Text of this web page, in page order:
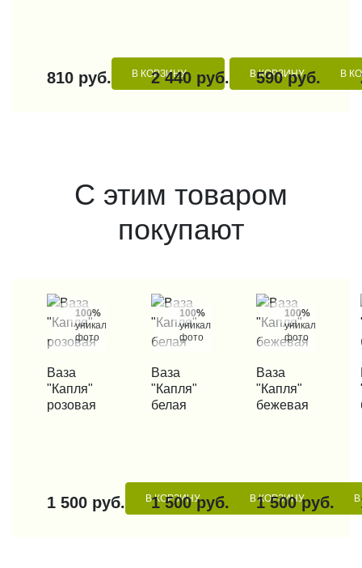
810 руб. В КОРЗИНУ
2 440 руб. В КОРЗИНУ
590 руб. В
С этим товаром
покупают
100%
уникальные
фото
КУПИТЬ В 1 КЛИК
Ваза
"Капля"
розовая
1 500 руб. В КОРЗИНУ
100%
уникальные
фото
КУПИТЬ В 1 КЛИК
Ваза
"Капля"
белая
1 500 руб. В КОРЗИНУ
100%
уникальные
фото
КУПИТЬ В 1 КЛИК
Ваза
"Капля"
бежевая
1 500 руб.